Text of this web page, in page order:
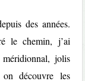
des années.
le chemin, j’ai
jolis
découvre les